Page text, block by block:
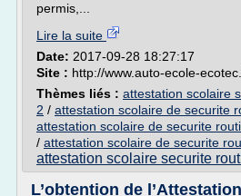
permis,...
Lire la suite
Date: 2017-09-28 18:27:17
Site : http://www.auto-ecole-
Thèmes liés : attestation scolaire
2 / attestation scolaire de securite
attestation scolaire de securite
/ attestation scolaire de securite
attestation scolaire securite
L’obtention de